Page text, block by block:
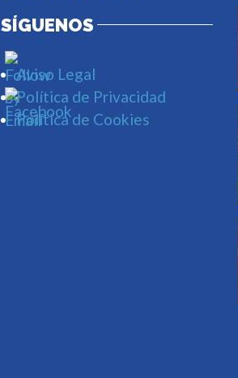
SÍGUENOS
Aviso Legal
Política de Privacidad
Política de Cookies